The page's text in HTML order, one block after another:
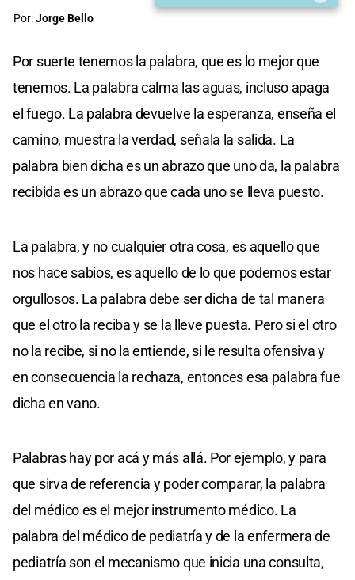
Por:Jorge Bello
Por suerte tenemos la palabra, que es lo mejor que
tenemos. La palabra calma las aguas, incluso apaga
el fuego. La palabra devuelve la esperanza, enseña el
camino, muestra la verdad, señala la salida. La
palabra bien dicha es un abrazo que uno da, la palabra
recibida es un abrazo que cada uno se lleva puesto.
La palabra, y no cualquier otra cosa, es aquello que
nos hace sabios, es aquello de lo que podemos estar
orgullosos. La palabra debe ser dicha de tal manera
que el otro la reciba y se la lleve puesta. Pero si el otro
no la recibe, si no la entiende, si le resulta ofensiva y
en consecuencia la rechaza, entonces esa palabra fue
dicha en vano.
Palabras hay por acá y más allá. Por ejemplo, y para
que sirva de referencia y poder comparar, la palabra
del médico es el mejor instrumento médico. La
palabra del médico de pediatría y de la enfermera de
pediatría son el mecanismo que inicia una consulta,